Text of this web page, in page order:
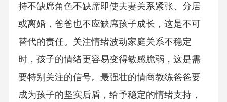
持不缺席角色不缺席即使夫妻关系紧张、分居
或离婚，爸爸也不应缺席孩子成长，这是不可
替代的责任。关注情绪波动家庭关系不稳定
时，孩子的情绪更容易变得敏感脆弱，这是需
要特别关注的信号。最强壮的情商教练爸爸要
成为孩子的坚实后盾，给予稳定的情绪支持，